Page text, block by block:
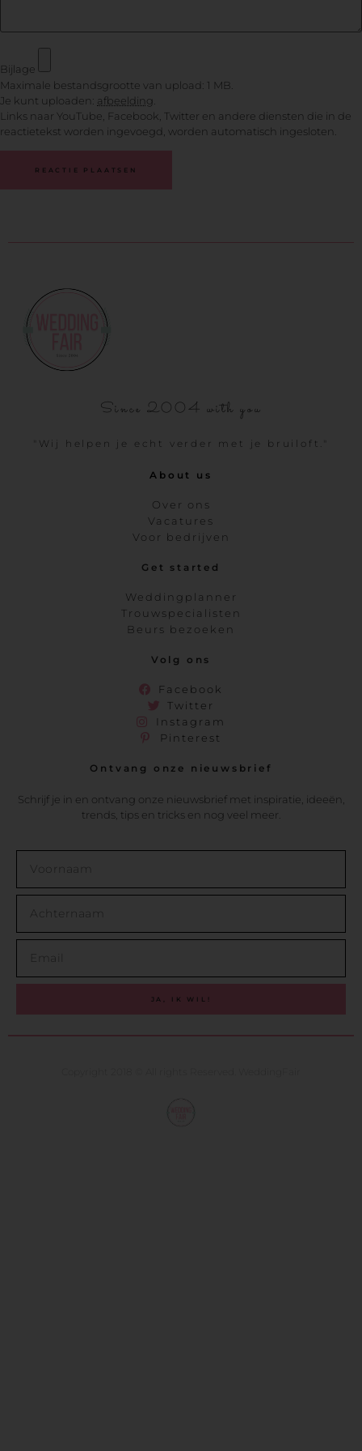
Bijlage
Maximale bestandsgrootte van upload: 1 MB.
Je kunt uploaden: afbeelding
Links naar YouTube, Facebook, Twitter en andere diensten die in de
reactietekst worden ingevoegd, worden automatisch ingesloten.
Since 2004 with you
"Wij helpen je echt verder met je bruiloft."
About us
Over ons
Vacatures
Voor bedrijven
Get started
Weddingplanner
Trouwspecialisten
Beurs bezoeken
Volg ons
Facebook
Twitter
Instagram
Pinterest
Ontvang onze nieuwsbrief
Schrijf je in en ontvang onze nieuwsbrief met inspiratie, ideeën,
trends, tips en tricks en nog veel meer.
JA, IK WIL!